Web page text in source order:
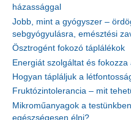
házassággal
Jobb, mint a gyógyszer –
sebgyógyulásra, emésztési
Ösztrogént fokozó táplálékok
Energiát szolgáltat és
Hogyan tápláljuk a
Fruktózintolerancia – mit
Mikroműanyagok a
egészségesen élni?